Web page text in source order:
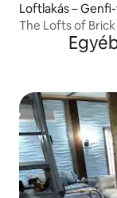
Loftlakás –
The Lofts of